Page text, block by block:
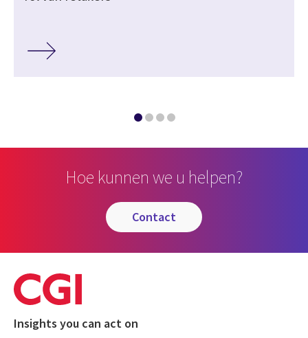
Hoe kunnen we u helpen?
contact
Insights you can act on